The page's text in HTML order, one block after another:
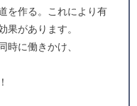
を作る。これにより有
果があります。
時に働きかけ、